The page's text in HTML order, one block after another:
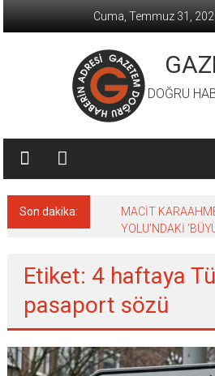
Cuma, Temmuz 31,
DOĞRU
Son dakika:
MACİT
YOLU’NDAKİ
Etiket: 4 haftaya
pasaport sözü